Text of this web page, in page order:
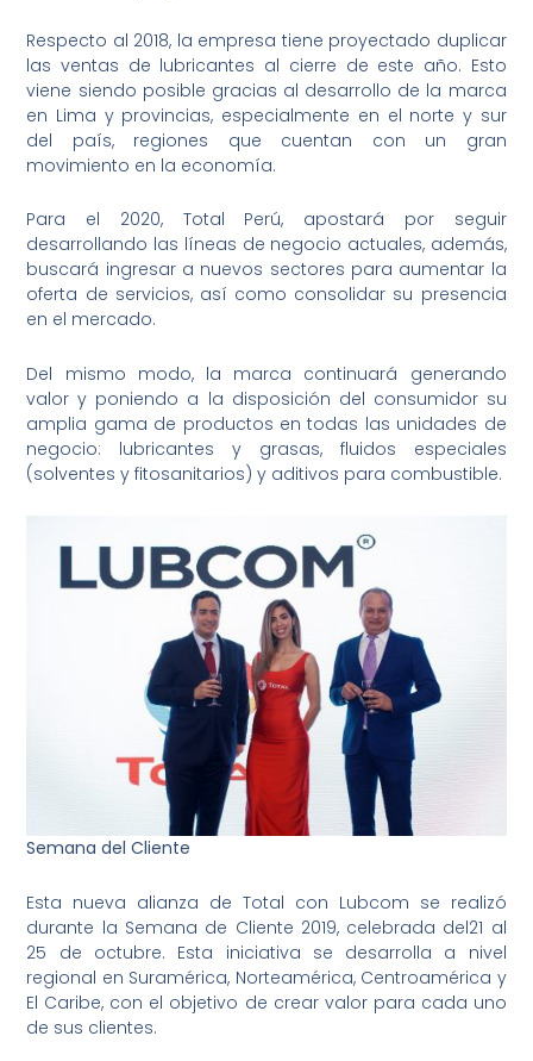
Respecto al 2018, la empresa tiene proyectado duplicar
las ventas de lubricantes al cierre de este año. Esto
viene siendo posible gracias al desarrollo de la marca
en Lima y provincias, especialmente en el norte y sur
del país, regiones que cuentan con un gran
movimiento en la economía.
Para el 2020, Total Perú, apostará por seguir
desarrollando las líneas de negocio actuales, además,
buscará ingresar a nuevos sectores para aumentar la
oferta de servicios, así como consolidar su presencia
en el mercado.
Del mismo modo, la marca continuará generando
valor y poniendo a la disposición del consumidor su
amplia gama de productos en todas las unidades de
negocio: lubricantes y grasas, fluidos especiales
(solventes y fitosanitarios) y aditivos para combustible.
Semana del Cliente
Esta nueva alianza de Total con Lubcom se realizó
durante la Semana de Cliente 2019, celebrada del21 al
25 de octubre. Esta iniciativa se desarrolla a nivel
regional en Suramérica, Norteamérica, Centroamérica y
El Caribe, con el objetivo de crear valor para cada uno
de sus clientes.